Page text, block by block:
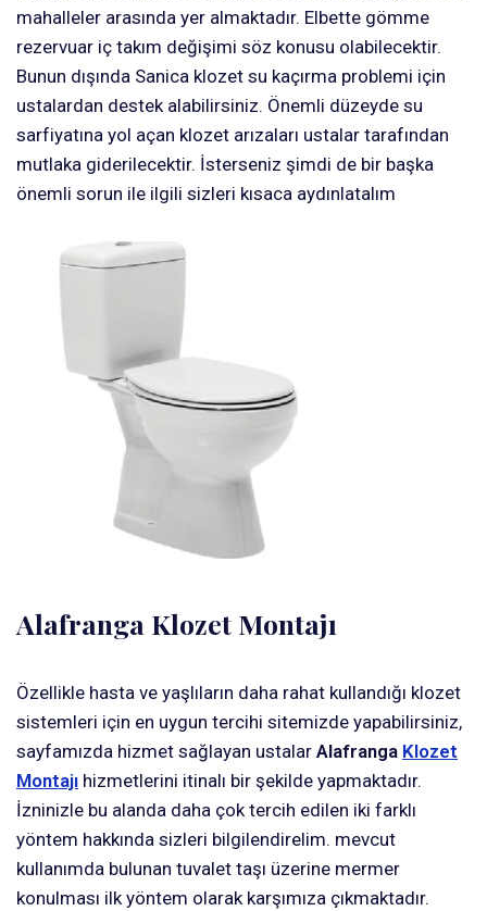
mahalleler arasında yer almaktadır. Elbette gömme
rezervuar iç takım değişimi söz konusu olabilecektir.
Bunun dışında Sanica klozet su kaçırma problemi için
ustalardan destek alabilirsiniz. Önemli düzeyde su
sarfiyatına yol açan klozet arızaları ustalar tarafından
mutlaka giderilecektir. İsterseniz şimdi de bir başka
önemli sorun ile ilgili sizleri kısaca aydınlatalım
Alafranga Klozet Montajı
Özellikle hasta ve yaşlıların daha rahat kullandığı klozet
sistemleri için en uygun tercihi sitemizde yapabilirsiniz,
sayfamızda hizmet sağlayan ustalar Alafranga Klozet
Montajı hizmetlerini itinalı bir şekilde yapmaktadır.
İzninizle bu alanda daha çok tercih edilen iki farklı
yöntem hakkında sizleri bilgilendirelim. mevcut
kullanımda bulunan tuvalet taşı üzerine mermer
konulması ilk yöntem olarak karşımıza çıkmaktadır.